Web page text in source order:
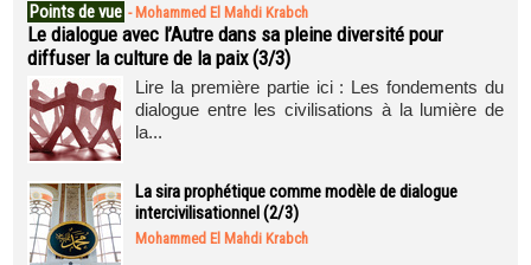
Points de vue - Mohammed El Mahdi Krabch
Le dialogue avec l’Autre dans sa pleine diversité pour
diffuser la culture de la paix (3/3)
Lire la première partie ici : Les fondements du
dialogue entre les civilisations à la lumière de
la...
La sira prophétique comme modèle de dialogue
intercivilisationnel (2/3)
Mohammed El Mahdi Krabch